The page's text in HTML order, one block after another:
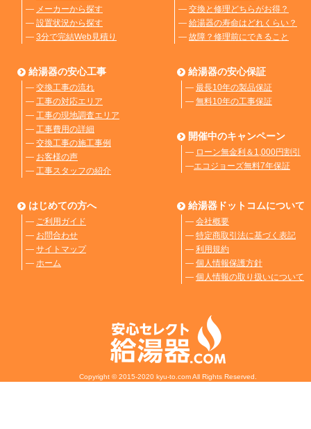
― メーカーから探す
― 設置状況から探す
― 3分で完結Web見積り
― 交換と修理どちらがお得？
― 給湯器の寿命はどれくらい？
― 故障？修理前にできること
給湯器の安心工事
― 交換工事の流れ
― 工事の対応エリア
― 工事の現地調査エリア
― 工事費用の詳細
― 交換工事の施工事例
― お客様の声
― 工事スタッフの紹介
給湯器の安心保証
― 最長10年の製品保証
― 無料10年の工事保証
開催中のキャンペーン
― ローン無金利＆1,000円割引
―エコジョーズ無料7年保証
はじめての方へ
― ご利用ガイド
― お問合わせ
― サイトマップ
― ホーム
給湯器ドットコムについて
― 会社概要
― 特定商取引法に基づく表記
― 利用規約
― 個人情報保護方針
― 個人情報の取り扱いについて
Copyright © 2015-2020 kyu-to.com All Rights Reserved.